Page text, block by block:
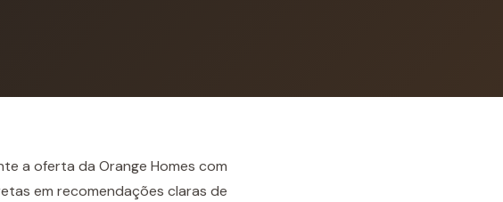
a oferta da Orange Homes com
em recomendações claras de